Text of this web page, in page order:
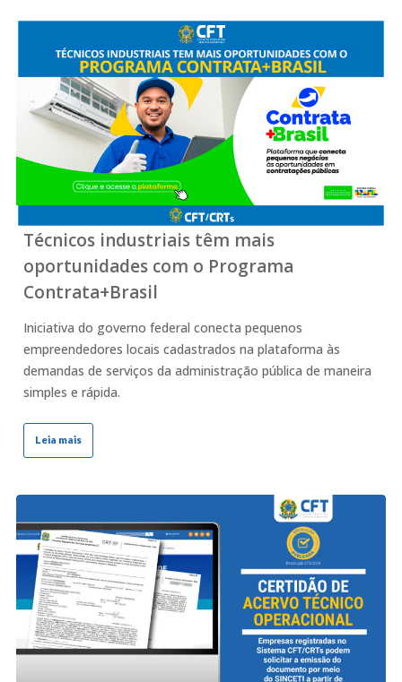
Técnicos industriais têm mais
oportunidades com o Programa
Contrata+Brasil
Iniciativa do governo federal conecta pequenos
empreendedores locais cadastrados na plataforma às
demandas de serviços da administração pública de maneira
simples e rápida.
Leia mais